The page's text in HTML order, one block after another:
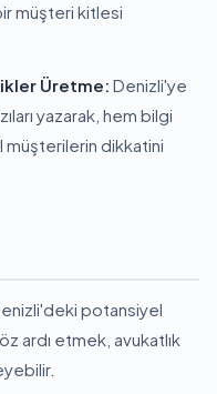
müşteri kitlesi
Üretme: Denizli'ye
yazarak, hem bilgi
dikkatini
potansiyel
ardı etmek, avukatlık